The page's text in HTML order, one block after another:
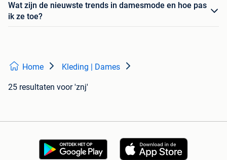
Wat zijn de nieuwste trends in damesmode en hoe pas
ik ze toe?
Home Kleding | Dames
25 resultaten voor 'znj'